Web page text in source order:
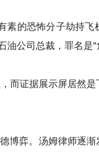
素的恐怖分子劫持
公司总裁，罪名是
证据展示屏居然
博弈。汤姆律师逐